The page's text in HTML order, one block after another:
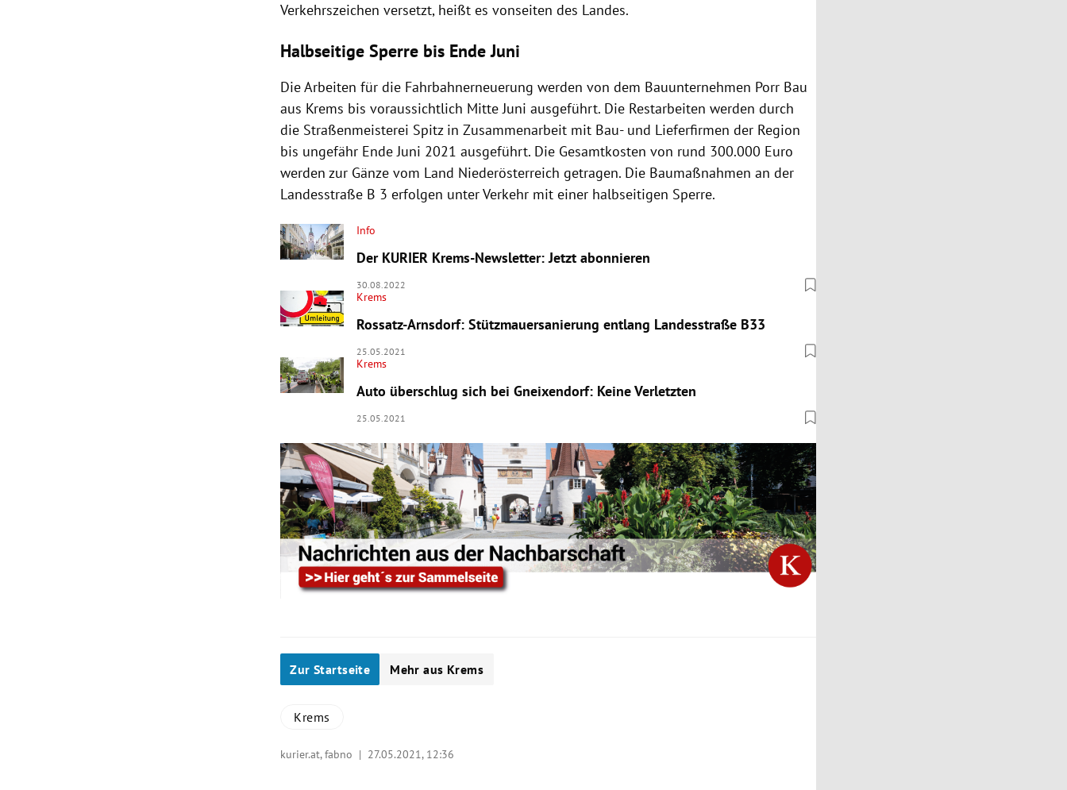
Verkehrszeichen versetzt, heißt es vonseiten des Landes.
Halbseitige Sperre bis Ende Juni
Die Arbeiten für die Fahrbahnerneuerung werden von dem Bauunternehmen Porr Bau
aus Krems bis voraussichtlich Mitte Juni ausgeführt. Die Restarbeiten werden durch
die Straßenmeisterei Spitz in Zusammenarbeit mit Bau- und Lieferfirmen der Region
bis ungefähr Ende Juni 2021 ausgeführt. Die Gesamtkosten von rund 300.000 Euro
werden zur Gänze vom Land Niederösterreich getragen. Die Baumaßnahmen an der
Landesstraße B 3 erfolgen unter Verkehr mit einer halbseitigen Sperre.
Info
Der KURIER Krems-Newsletter: Jetzt abonnieren
30.08.2022
Krems
Rossatz-Arnsdorf: Stützmauersanierung entlang Landesstraße B33
25.05.2021
Krems
Auto überschlug sich bei Gneixendorf: Keine Verletzten
25.05.2021
Zur Startseite Mehr aus Krems
Krems
kurier.at, fabno | 27.05.2021, 12:36